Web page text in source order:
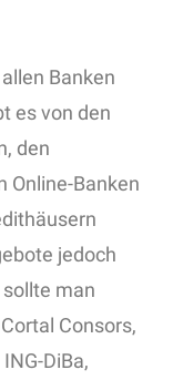
Banken
es von den
den
Online-Banken
jedoch
man
Consors,
DiBa,